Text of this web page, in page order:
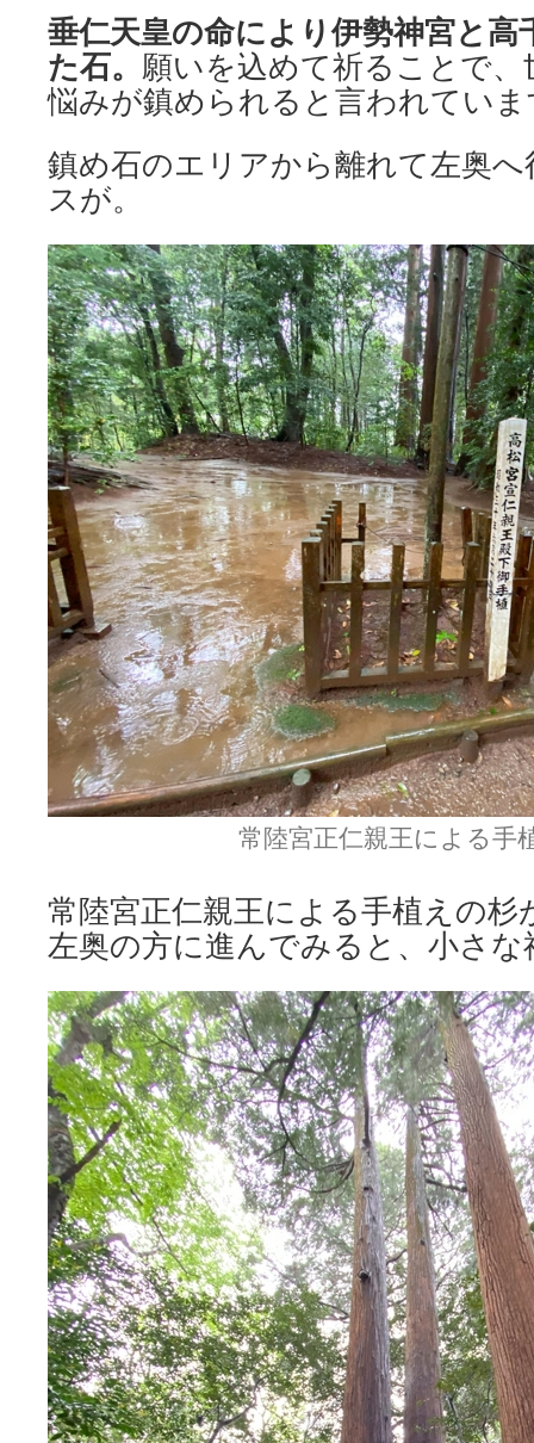
垂仁天皇の命により伊勢神宮と高
た石。 願いを込めて祈ることで
悩みが鎮められると言われてい
鎮め石のエリアから離れて左奥
スが。
常陸宮正仁親王による手
常陸宮正仁親王による手植えの杉
左奥の方に進んでみると、小さ